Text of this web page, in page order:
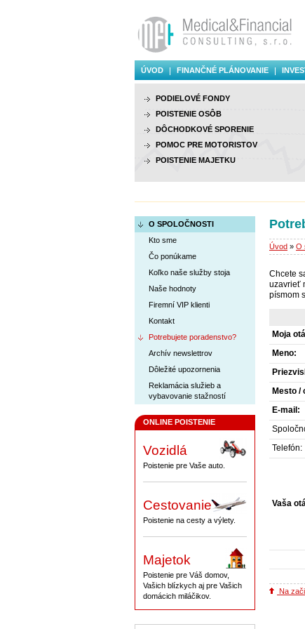
ÚVOD FINANČNÉ PLÁNOVANIE
PODIELOVÉ FONDY
POISTENIE OSÔB
DÔCHODKOVÉ SPORENIE
POMOC PRE MOTORISTOV
POISTENIE MAJETKU
O SPOLOČNOSTI
Kto sme
Čo ponúkame
Koľko naše služby stoja
Naše hodnoty
Firemní VIP klienti
Kontakt
Potrebujete poradenstvo?
Archív newslettrov
Dôležité upozornenia
Reklamácia služieb a
vybavovanie stažností
ONLINE POISTENIE
Vozidlá
Poistenie pre Vaše auto.
Cestovanie
Poistenie na cesty a výlety.
Majetok
Poistenie pre Váš domov,
Vašich blízkych aj pre Vašich
domácich miláčikov.
Úvod » O
Chcete
uzavrieť
písmom
Moja
Meno:
Mesto /
E-mail:
Telefón:
Vaša
Na